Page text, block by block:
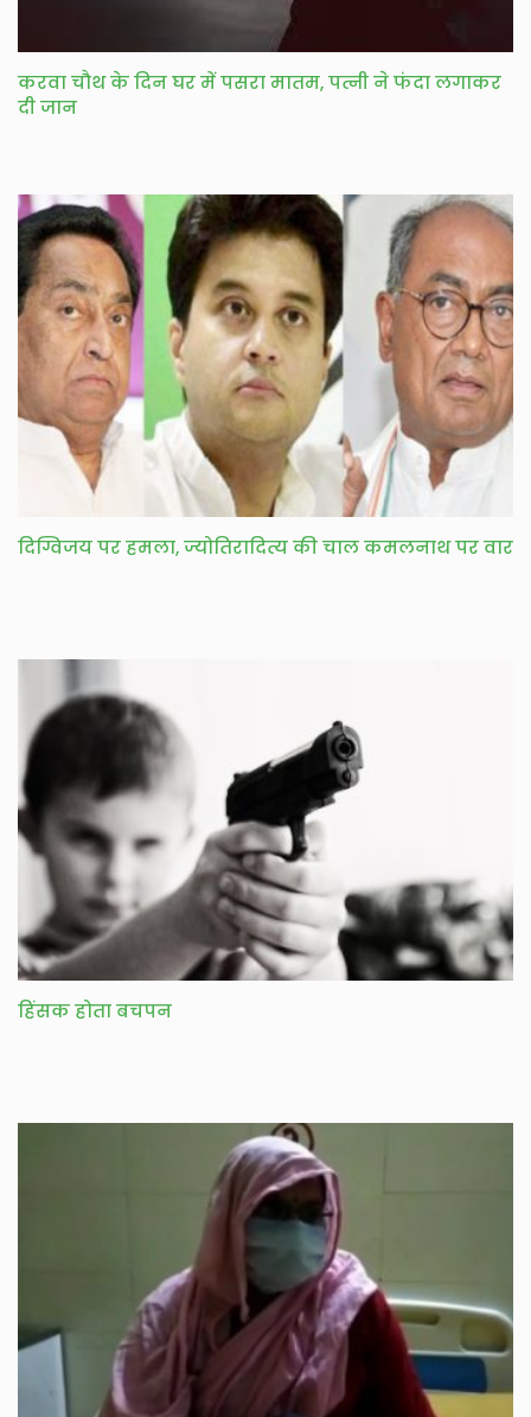
करवा चौथ के दिन घर में पसरा मातम, पत्नी ने फंदा लगाकर
दी जान
दिग्विजय पर हमला, ज्योतिरादित्य की चाल कमलनाथ पर वार
हिंसक होता बचपन